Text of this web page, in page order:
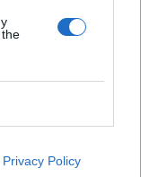
Privacy Policy